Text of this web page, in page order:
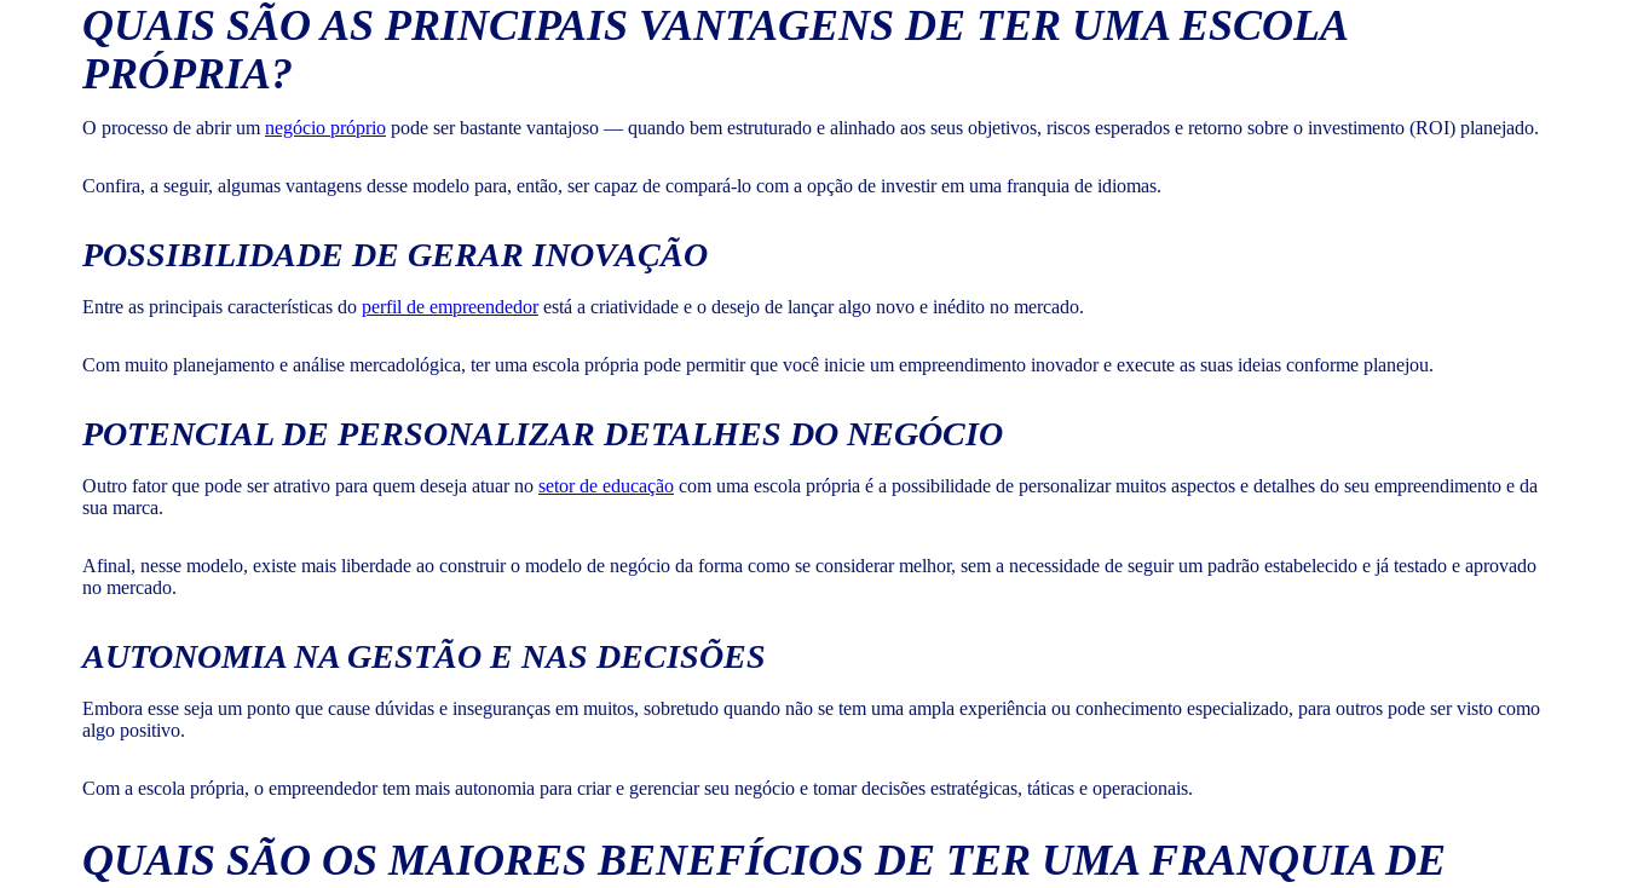
QUAIS SÃO AS PRINCIPAIS VANTAGENS DE TER UMA ESCOLA
PRÓPRIA?
O processo de abrir um negócio próprio pode ser bastante vantajoso — quando bem estruturado e alinhado aos seus objetivos, riscos esperados e retorno sobre o investimento (ROI) planejado.
Confira, a seguir, algumas vantagens desse modelo para, então, ser capaz de compará-lo com a opção de investir em uma franquia de idiomas.
POSSIBILIDADE DE GERAR INOVAÇÃO
Entre as principais características do perfil de empreendedorestá a criatividade e o desejo de lançar algo novo e inédito no mercado.
Com muito planejamento e análise mercadológica, ter uma escola própria pode permitir que você inicie um empreendimento inovador e execute as suas ideias conforme planejou.
POTENCIAL DE PERSONALIZAR DETALHES DO NEGÓCIO
Outro fator que pode ser atrativo para quem deseja atuar no setor de educação com uma escola própria é a possibilidade de personalizar muitos aspectos e detalhes do seu empreendimento e da
sua marca.
Afinal, nesse modelo, existe mais liberdade ao construir o modelo de negócio da forma como se considerar melhor, sem a necessidade de seguir um padrão estabelecido e já testado e aprovado
no mercado.
AUTONOMIA NA GESTÃO E NAS DECISÕES
Embora esse seja um ponto que cause dúvidas e inseguranças em muitos, sobretudo quando não se tem uma ampla experiência ou conhecimento especializado, para outros pode ser visto como
algo positivo.
Com a escola própria, o empreendedor tem mais autonomia para criar e gerenciar seu negócio e tomar decisões estratégicas, táticas e operacionais.
QUAIS SÃO OS MAIORES BENEFÍCIOS DE TER UMA FRANQUIA DE